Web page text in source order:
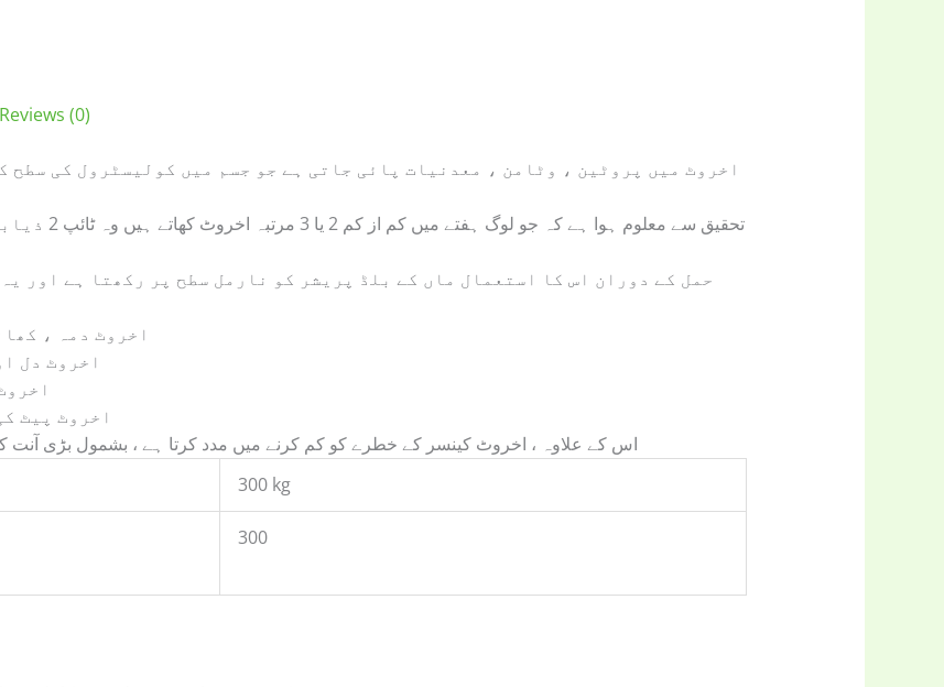
Reviews (0)
اخروٹ میں پروٹین ، وٹامن ، معدنیات پائی جاتی ہے جو جسم میں کولیسٹرول کی سطح
تحقیق سے
حمل کے دوران اس کا استعمال ماں کے بلڈ پریشر کو نارمل سطح پر رکھتا ہے اور
اخروٹ دمہ ،
اخروٹ دل
اخروٹ پیٹ
اس کے علاوہ ، اخروٹ کینسر کے خطرے کو کم کرنے میں مدد کرتا ہے ، بشمول بڑی آنت
300 kg
300